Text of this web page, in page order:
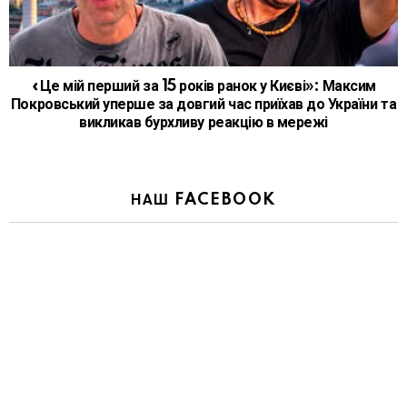
«Це мій перший за 15 років ранок у Києві»: Максим
Покровський уперше за довгий час приїхав до України та
викликав бурхливу реакцію в мережі
НАШ FACEBOOK